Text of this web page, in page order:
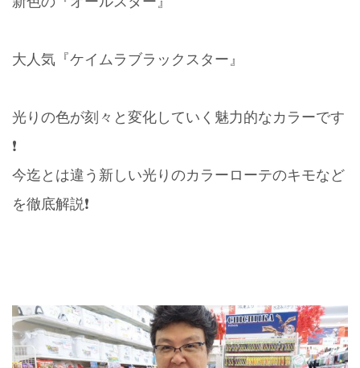
大人気『ケイムラブラックスター』
光りの色が刻々と変化していく魅力的なカラーです
❗️
今迄とは違う新しい光りのカラーローテのキモなど
を徹底解説❗️